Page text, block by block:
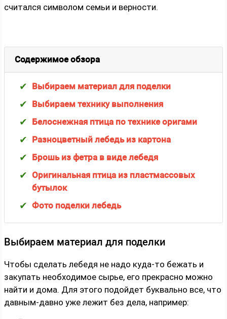
считался символом семьи и верности.
Содержимое обзора
Выбираем материал для поделки
Выбираем технику выполнения
Белоснежная птица по технике оригами
Разноцветный лебедь из картона
Брошь из фетра в виде лебедя
Оригинальная птица из пластмассовых
бутылок
Фото поделки лебедь
Выбираем материал для поделки
Чтобы сделать лебедя не надо куда-то бежать и
закупать необходимое сырье, его прекрасно можно
найти и дома. Для этого подойдет буквально все, что
давным-давно уже лежит без дела, например: